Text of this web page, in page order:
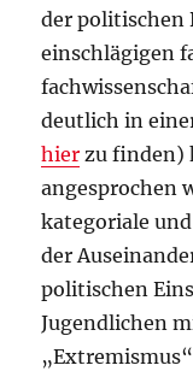
der
einschlägigen
deutlich in
hier zu finden)
angesprochen
kategoriale
der
politischen
Jugendlichen